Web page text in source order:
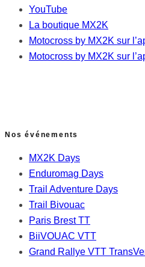
YouTube
La boutique MX2K
Motocross by MX2K sur
Motocross by MX2K sur
Nos événements
MX2K Days
Enduromag Days
Trail Adventure Days
Trail Bivouac
Paris Brest TT
BiiVOUAC VTT
Grand Rallye VTT